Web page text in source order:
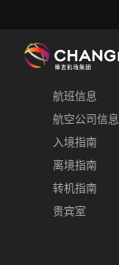
飞行
航班信息
航空公司信息
入境指南
离境指南
转机指南
贵宾室